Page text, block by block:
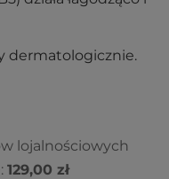
dermatologicznie.
lojalnościowych
129,00 zł